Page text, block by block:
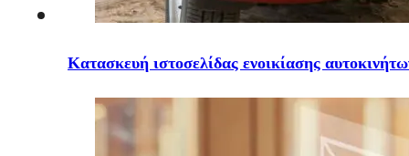
Κατασκευή ιστοσελίδας ενοικίασης